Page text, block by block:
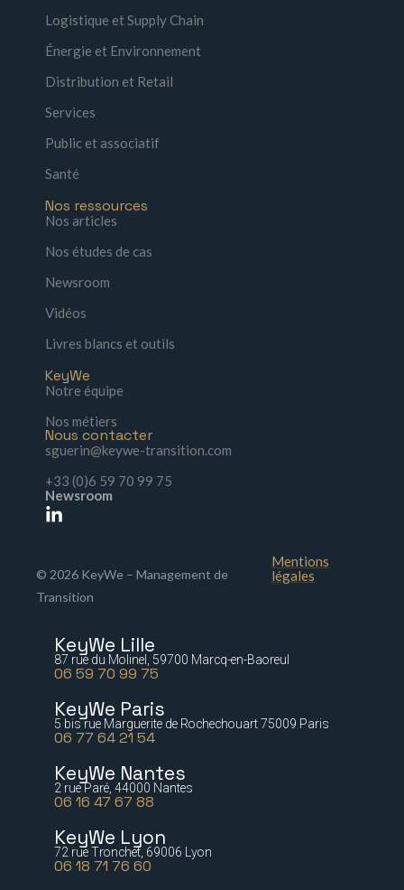
Logistique et Supply Chain
Énergie et Environnement
Distribution et Retail
Services
Public et associatif
Santé
Nos ressources
Nos articles
Nos études de cas
Newsroom
Vidéos
Livres blancs et outils
KeyWe
Notre équipe
Nos métiers
Nous contacter
sguerin@keywe-transition.com
+33 (0)6 59 70 99 75
Newsroom
© 2026 KeyWe – Management de
Transition
Mentions
légales
KeyWe Lille
87 rue du Molinel, 59700 Marcq-en-Baoreul
06 59 70 99 75
KeyWe Paris
5 bis rue Marguerite de Rochechouart 75009 Paris
06 77 64 21 54
KeyWe Nantes
2 rue Paré, 44000 Nantes
06 16 47 67 88
KeyWe Lyon
72 rue Tronchet, 69006 Lyon
06 18 71 76 60